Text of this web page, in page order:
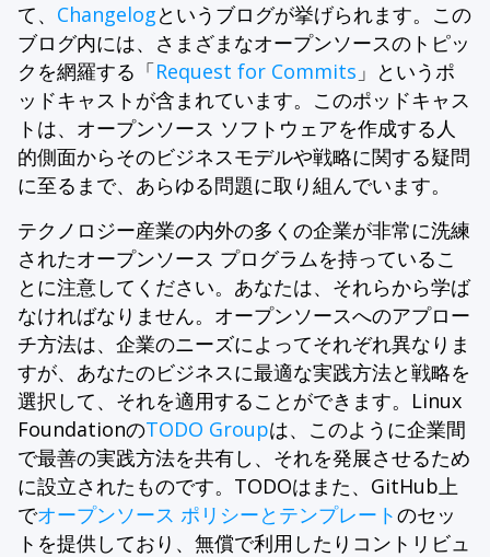
て、 Changelogというブログが挙げられます。この
ブログ内には、さまざまなオープンソースのトピッ
クを網羅する「Request for Commits 」というポ
ッドキャストが含まれています。このポッドキャス
トは、オープンソース ソフトウェアを作成する人
的側面からそのビジネスモデルや戦略に関する疑問
に至るまで、あらゆる問題に取り組んでいます。
テクノロジー産業の内外の多くの企業が非常に洗練
されたオープンソース プログラムを持っているこ
とに注意してください。あなたは、それらから学ば
なければなりません。オープンソースへのアプロー
チ方法は、企業のニーズによってそれぞれ異なりま
すが、あなたのビジネスに最適な実践方法と戦略を
選択して、それを適用することができます。Linux
FoundationのTODO Groupは、このように企業間
で最善の実践方法を共有し、それを発展させるため
に設立されたものです。TODOはまた、GitHub上
でオープンソース ポリシーとテンプレートのセッ
トを提供しており、無償で利用したりコントリビュ